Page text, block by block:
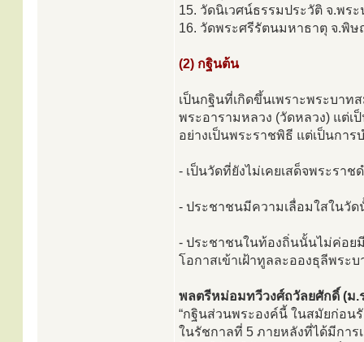
15. วัดนิเวศน์ธรรมประวัติ จ.พร
16. วัดพระศรีรัตนมหาธาตุ จ.พิ
(2) กฐินต้น
เป็นกฐินที่เกิดขึ้นเพราะพระบาท
พระอารามหลวง (วัดหลวง) แต่เ
อย่างเป็นพระราชพิธี แต่เป็นกา
- เป็นวัดที่ยังไม่เคยเสด็จพระรา
- ประชาชนมีความเลื่อมใสในวั
- ประชาชนในท้องถิ่นนั้นไม่ค่อยมี
โอกาสเข้าเฝ้าทูลละอองธุลีพระ
พลตรีหม่อมทวีวงศ์ถวัลยศักดิ์ (ม.
“กฐินส่วนพระองค์นี้ ในสมัยก่อน
ในรัชกาลที่ 5 ภายหลังที่ได้มีการ